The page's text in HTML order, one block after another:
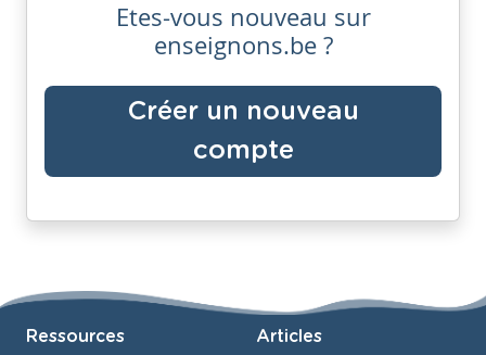
Etes-vous nouveau sur
enseignons.be ?
Créer un nouveau
compte
Ressources Articles